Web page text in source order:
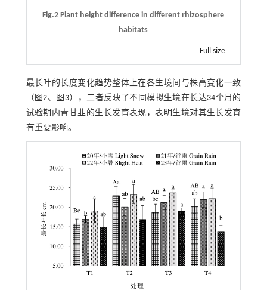
Fig.2 Plant height difference in different rhizosphere
habitats
Full size
最长叶的长度变化趋势整体上在各生境间与株高变化一致
（ 图2、 图3），二者反映了不同模拟生境在长达34个月的
试验期内青甘韭的生长发育表现，表明生境对其生长发育
有重要影响。